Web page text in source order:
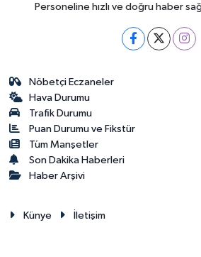
Personeline hızlı ve doğru haber
Nöbetçi Eczaneler
Hava Durumu
Trafik Durumu
Puan Durumu ve Fikstür
Tüm Manşetler
Son Dakika Haberleri
Haber Arşivi
Künye İletişim